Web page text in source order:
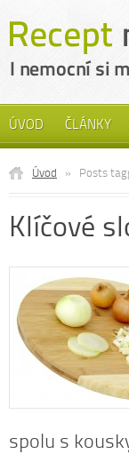
ÚVOD ČLÁNKY
Úvod » Posts
Klíčové
spolu s